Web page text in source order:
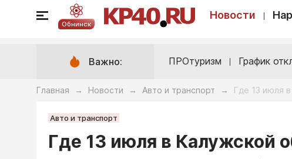
Обнинск
Новости
Важно: ПРОтуризм График
Главная → Новости → Авто и транспорт → Где 13 июля
Авто и транспорт
Где 13 июля в Калужской